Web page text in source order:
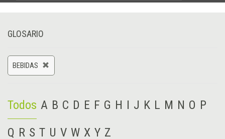
GLOSARIO
BEBIDAS
Todos A B C D E F G H I J K L M N O P
Q R S T U V W X Y Z